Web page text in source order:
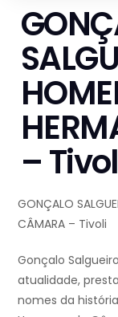
–
GONÇALO
CÂMARA – Tivoli
Gonçalo
atualidade,
nomes da